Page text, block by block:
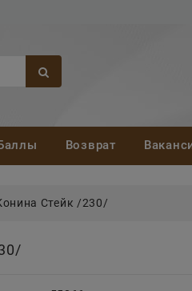
Баллы Возврат
Стейк /230/